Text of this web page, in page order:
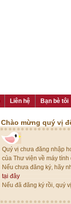
Liên hệ Bạn bè tôi
Chào mừng quý vị
Quý vị chưa đăng nhập
của Thư viện về máy tính
Nếu chưa đăng ký, hãy
tại đây
Nếu đã đăng ký rồi, quý